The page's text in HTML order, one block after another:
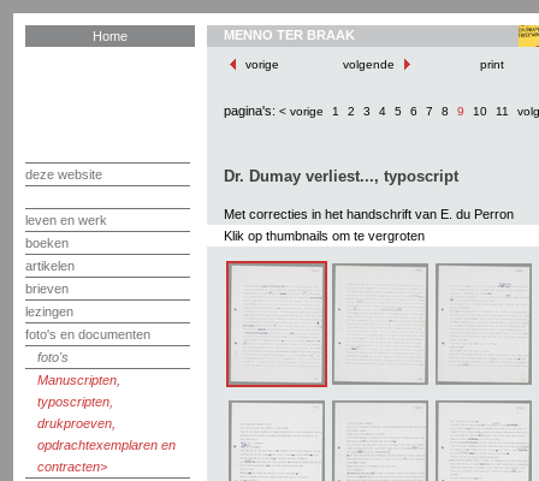
Home
deze website
leven en werk
boeken
artikelen
brieven
lezingen
foto's en documenten
foto's
Manuscripten,
typoscripten,
drukproeven,
opdrachtexemplaren en
contracten
MENNO TER BRAAK
vorige volgende print
pagina's: < vorige 1 2 3 4 5 6 7 8 9 10 11
Dr. Dumay verliest..., typoscript
Met correcties in het handschrift van E. du Perron
Klik op thumbnails om te vergroten